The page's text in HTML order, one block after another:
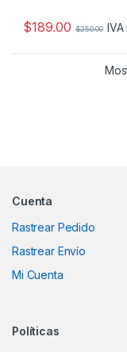
$189.00 $250.00 IVA
Cuenta
Rastrear Pedido
Rastrear Envío
Mi Cuenta
Políticas